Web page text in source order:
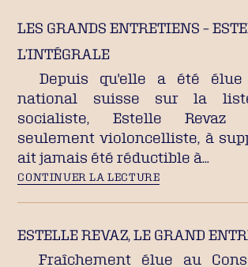
LES GRANDS ENTRETIENS –
L’INTÉGRALE
Depuis qu'elle a été élue
national suisse sur la
socialiste, Estelle Revaz
seulement violoncelliste, à
ait jamais été réductible à…
CONTINUER LA LECTURE
ESTELLE REVAZ, LE GRAND
Fraîchement élue au